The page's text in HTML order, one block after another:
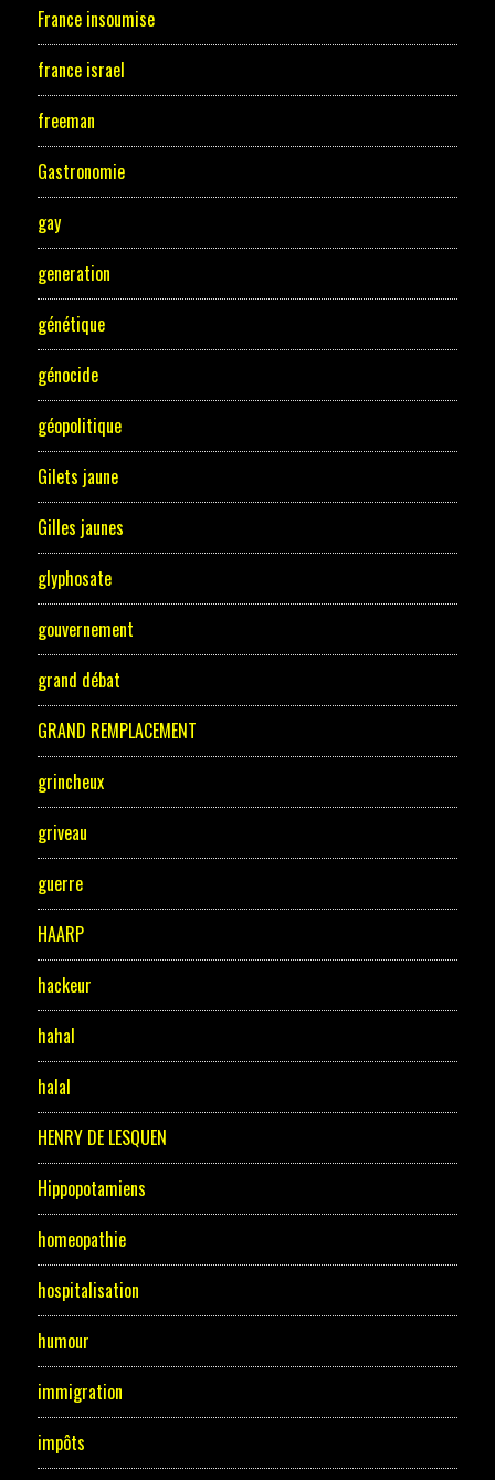
France insoumise
france israel
freeman
Gastronomie
gay
generation
génétique
génocide
géopolitique
Gilets jaune
Gilles jaunes
glyphosate
gouvernement
grand débat
GRAND REMPLACEMENT
grincheux
griveau
guerre
HAARP
hackeur
hahal
halal
HENRY DE LESQUEN
Hippopotamiens
homeopathie
hospitalisation
humour
immigration
impôts